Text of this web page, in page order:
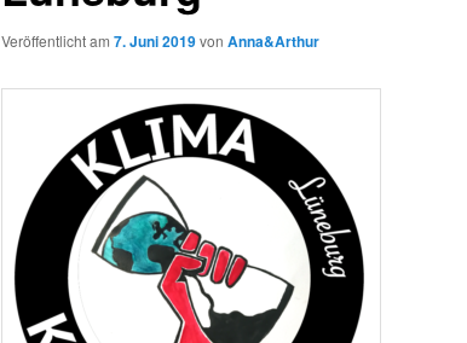
Veröffentlicht am 7. Juni 2019von Anna&Arthur